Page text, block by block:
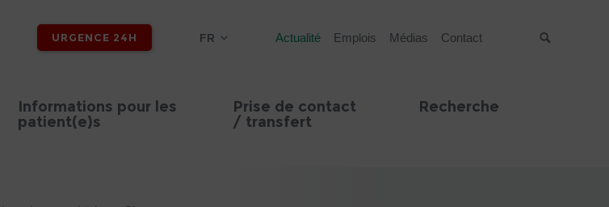
URGENCE 24H FR Actualité Emplois Médias Contact
Informations pour les
patient(e)s
Prise de contact
/ transfert
Recherche